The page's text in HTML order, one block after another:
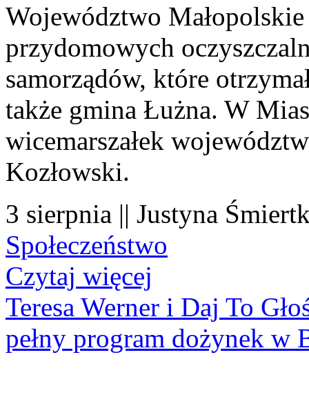
Województwo
przydomowych
samorządów, które
także gmina Łużna. W
wicemarszałek
Kozłowski.
3 sierpnia || Justyna
Społeczeństwo
Czytaj więcej
Teresa Werner i Daj To
pełny program dożynek w